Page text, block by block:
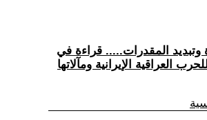
وتبديد المقدرات..... قراءة في
العراقية الإيرانية ومآلاتها